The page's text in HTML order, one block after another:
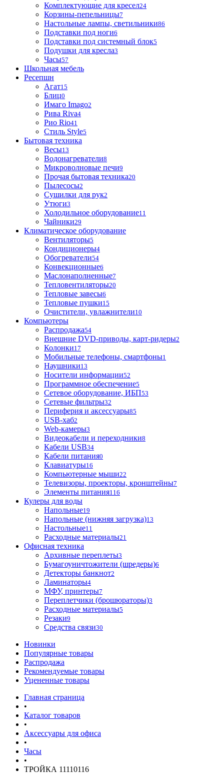
Комплектующие для кресел24
Корзины-пепельницы7
Настольные лампы, светильники86
Подставки под ноги6
Подставки под системный блок5
Подушки для кресла3
Часы57
Школьная мебель
Ресепшн
Агат15
Блиц0
Имаго Imago2
Рива Riva4
Рио Rio41
Стиль Style5
Бытовая техника
Весы13
Водонагреватели8
Микроволновые печи9
Прочая бытовая техника20
Пылесосы2
Сушилки для рук2
Утюги3
Холодильное оборудование11
Чайники29
Климатическое оборудование
Вентиляторы5
Кондиционеры4
Обогреватели54
Конвекционные6
Маслонаполненные7
Тепловентиляторы20
Тепловые завесы6
Тепловые пушки15
Очистители, увлажнители10
Компьютеры
Распродажа54
Внешние DVD-приводы, карт-ридеры2
Колонки17
Мобильные телефоны, смартфоны1
Наушники13
Носители информации52
Программное обеспечение5
Сетевое оборудование, ИБП53
Сетевые фильтры32
Периферия и аксессуары85
USB-хаб2
Web-камеры3
Видеокабели и переходники8
Кабели USB34
Кабели питания0
Клавиатуры16
Компьютерные мыши22
Телевизоры, проекторы, кронштейны7
Элементы питания116
Кулеры для воды
Напольные19
Напольные (нижняя загрузка)13
Настольные11
Расходные материалы21
Офисная техника
Архивные переплеты3
Бумагоуничтожители (шредеры)6
Детекторы банкнот2
Ламинаторы4
МФУ, принтеры7
Переплетчики (брошюраторы)3
Расходные материалы5
Резаки9
Средства связи30
Новинки
Популярные товары
Распродажа
Рекомендуемые товары
Уцененные товары
Главная страница
•
Каталог товаров
•
Аксессуары для офиса
•
Часы
•
ТРОЙКА 11110116